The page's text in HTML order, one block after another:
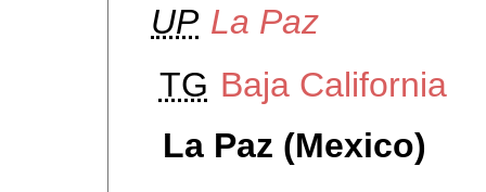
UP La Paz
TG Baja California
La Paz (Mexico)